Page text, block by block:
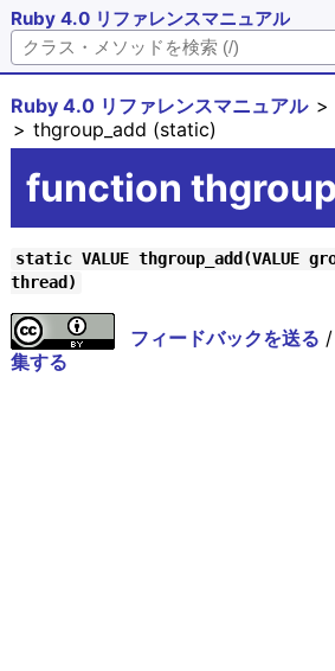
Ruby 4.0 リファレンスマニュアル
Ruby 4.0 リファレンスマニュアル
thgroup_add (static)
function
static VALUE thgroup_add(VALUE
thread)
フィードバックを送る /
集する